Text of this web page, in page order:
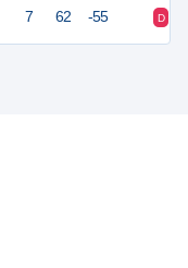
7 62 -55 D